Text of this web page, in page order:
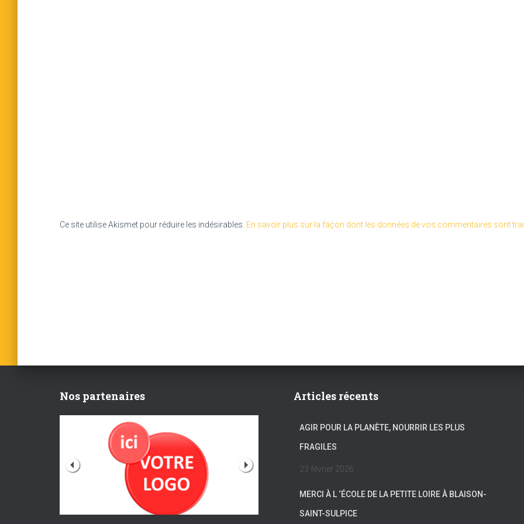
Ce site utilise Akismet pour réduire les indésirables. En savoir plus sur la façon dont les données de vos commentaires sont
Nos partenaires Articles récents
AGIR POUR LA PLANÈTE, NOURRIR LES PLUS
FRAGILES
23 février 2026
MERCI À L ‘ÉCOLE DE LA PETITE LOIRE À BLAISON-
SAINT-SULPICE